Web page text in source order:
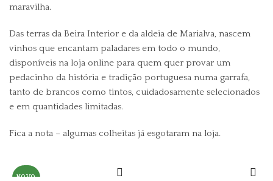
maravilha.
Das terras da Beira Interior e da aldeia de Marialva, nascem
vinhos que encantam paladares em todo o mundo,
disponíveis na loja online para quem quer provar um
pedacinho da história e tradição portuguesa numa garrafa,
tanto de brancos como tintos, cuidadosamente selecionados
e em quantidades limitadas.
Fica a nota – algumas colheitas já esgotaram na loja.
NOVO